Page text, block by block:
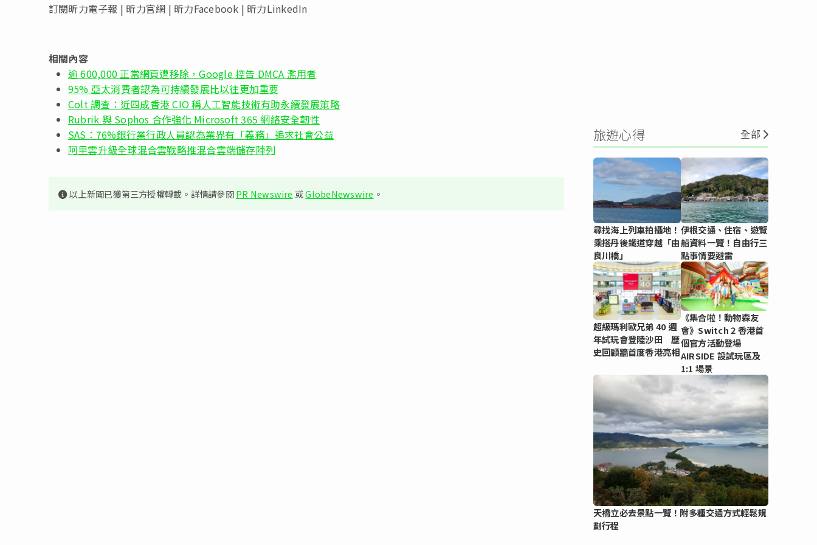
訂閱昕力電子報 | 昕力官網 | 昕力Facebook | 昕力LinkedIn
相關內容
逾 600,000 正當網頁遭移除，Google 控告 DMCA 濫用者
95% 亞太消費者認為可持續發展比以往更加重要
Colt 調查：近四成香港 CIO 稱人工智能技術有助永續發展策略
Rubrik 與 Sophos 合作強化 Microsoft 365 網絡安全韌性
SAS：76%銀行業行政人員認為業界有「義務」追求社會公益
阿里雲升級全球混合雲戰略推混合雲端儲存陣列
以上新聞已獲第三方授權轉載。詳情請參閱PR Newswire 或GlobeNewswire 。
旅遊心得 全部
尋找海上列車拍攝地！
乘搭丹後鐵道穿越「由
良川橋」
伊根交通、住宿、遊覽
船資料一覽！自由行三
點事情要避雷
超級瑪利歐兄弟 40 週
年試玩會登陸沙田 歷
史回顧牆首度香港亮相
《集合啦！動物森友
會》Switch 2 香港首
個官方活動登場
AIRSIDE 設試玩區及
1:1 場景
天橋立必去景點一覽！附多種交通方式輕鬆規
劃行程